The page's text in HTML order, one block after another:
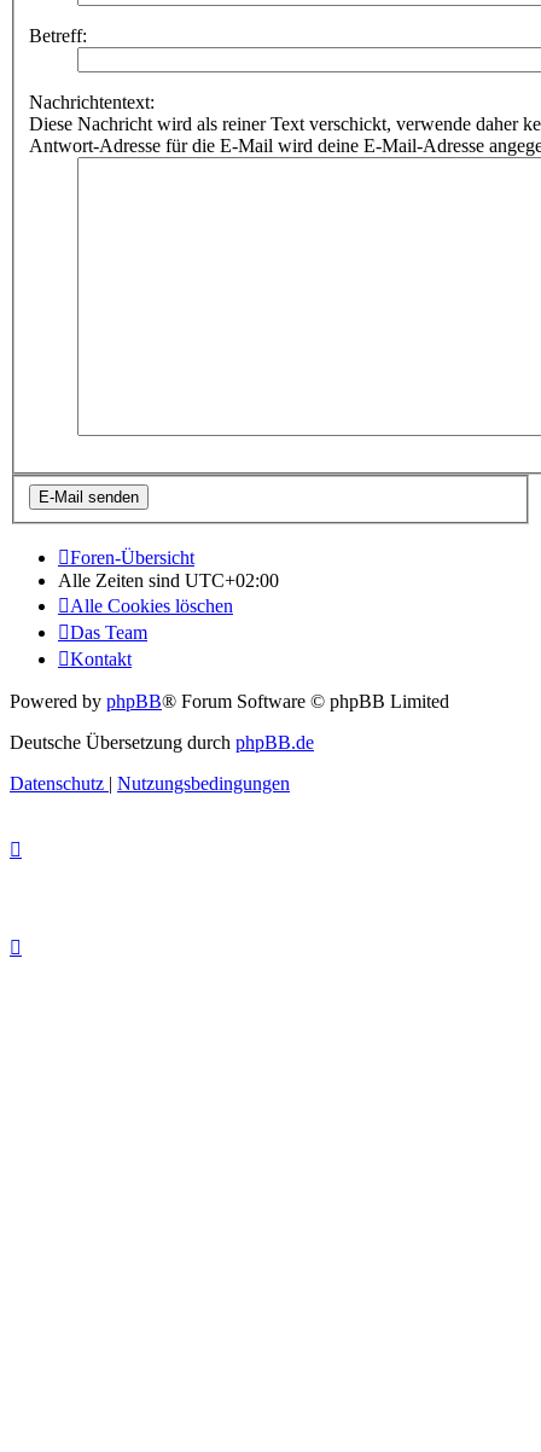
Betreff:
Nachrichtentext:
Diese Nachricht wird als reiner Text verschickt, verwende daher
Antwort-Adresse für die E-Mail wird deine E-Mail-Adresse
Foren-Übersicht
Alle Zeiten sind UTC+02:00
Alle Cookies löschen
Das Team
Kontakt
Powered by phpBB® Forum Software © phpBB Limited
Deutsche Übersetzung durch phpBB.de
Datenschutz | Nutzungsbedingungen